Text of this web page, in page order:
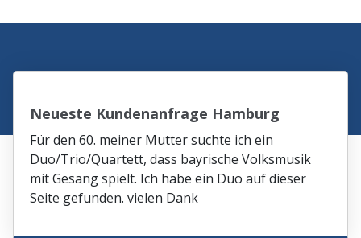
Neueste Kundenanfrage Hamburg
Für den 60. meiner Mutter suchte ich ein
Duo/Trio/Quartett, dass bayrische Volksmusik
mit Gesang spielt. Ich habe ein Duo auf dieser
Seite gefunden. vielen Dank